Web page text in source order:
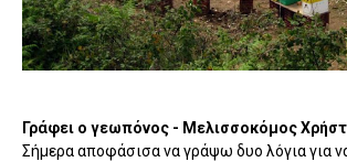
Γράφει ο γεωπόνος - Μελισσοκόμος
Σήμερα αποφάσισα να γράψω δυο λόγια για